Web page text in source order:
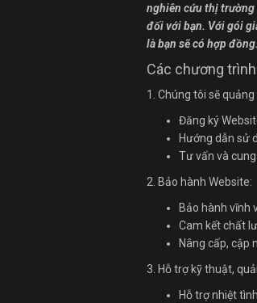
nghiên cứu thị trường
đối với bạn. Với gói
là bạn sẽ có hợp đồng.
Các chương
1. Chúng tôi sẽ
Đăng ký
Hướng dẫn sử
Tư vấn và
2. Bảo hành Website:
Bảo hành vĩnh
Cam kết chất
Nâng cấp, cập
3. Hỗ trợ kỹ thuật,
Hỗ trợ nhiệt